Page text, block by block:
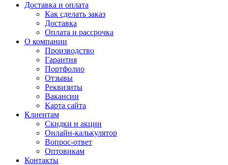
Доставка и оплата
Как сделать заказ
Доставка
Оплата и рассрочка
О компании
Производство
Гарантия
Портфолио
Отзывы
Реквизиты
Вакансии
Карта сайта
Клиентам
Скидки и акции
Онлайн-калькулятор
Вопрос-ответ
Оптовикам
Контакты